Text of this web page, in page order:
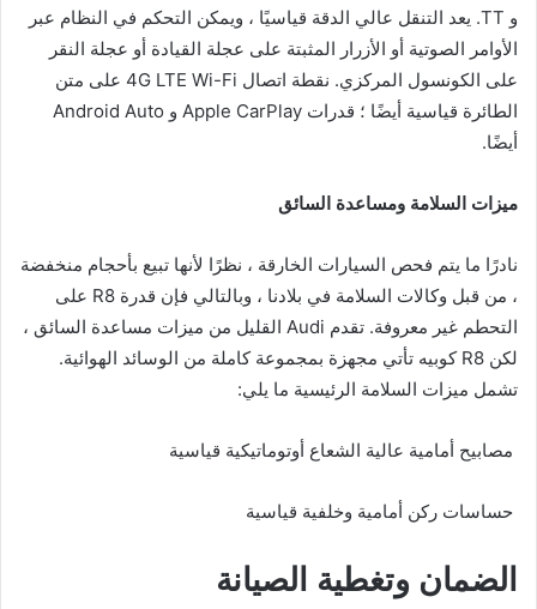
و TT. يعد التنقل عالي الدقة قياسيًا ، ويمكن التحكم في النظام عبر
الأوامر الصوتية أو الأزرار المثبتة على عجلة القيادة أو عجلة النقر
على الكونسول المركزي. نقطة اتصال 4G LTE Wi-Fi على متن
الطائرة قياسية أيضًا ؛ قدرات Apple CarPlay و Android Auto
أيضًا.
ميزات السلامة ومساعدة السائق
نادرًا ما يتم فحص السيارات الخارقة ، نظرًا لأنها تبيع بأحجام منخفضة
، من قبل وكالات السلامة في بلادنا ، وبالتالي فإن قدرة R8 على
التحطم غير معروفة. تقدم Audi القليل من ميزات مساعدة السائق ،
لكن R8 كوبيه تأتي مجهزة بمجموعة كاملة من الوسائد الهوائية.
تشمل ميزات السلامة الرئيسية ما يلي:
مصابيح أمامية عالية الشعاع أوتوماتيكية قياسية
حساسات ركن أمامية وخلفية قياسية
الضمان وتغطية الصيانة